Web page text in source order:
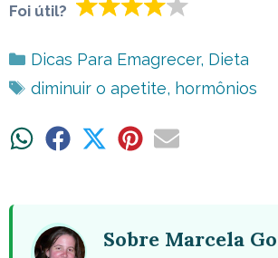
Foi útil?
Categorias
Dicas Para Emagrecer, Dieta
Tags
diminuir o apetite, hormônios
ShareShare ShareShareShare
Sobre Marcela